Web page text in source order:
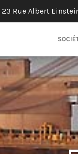
23 Rue Albert